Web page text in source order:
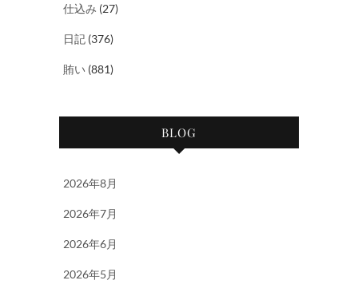
仕込み (27)
日記 (376)
賄い (881)
BLOG
2026年8月
2026年7月
2026年6月
2026年5月